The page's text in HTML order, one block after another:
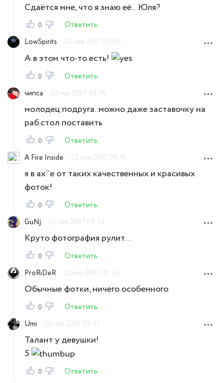
Сдаётся мне, что я знаю её...Юля?
0
Ответить
LowSpirits
20 мая 2007 09:09
А в этом что-то есть!
0
Ответить
чипса
20 мая 2007 09:14
молодец подруга..можно даже заставочку на
раб.стол поставить
0
Ответить
A Fire Inside
20 мая 2007 09:16
я в ах*е от таких качественных и красивых
фоток!
0
Ответить
GuNj
20 мая 2007 09:24
Круто фотография рулит...
0
Ответить
ProRiDeR
20 мая 2007 09:26
Обычные фотки, ничего особенного
0
Ответить
Umi
20 мая 2007 09:27
Талант у девушки!
5
0
Ответить